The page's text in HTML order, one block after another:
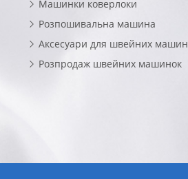
Машинки коверлоки
Розпошивальна машина
Аксесуари для швейних машин
Розпродаж швейних машинок